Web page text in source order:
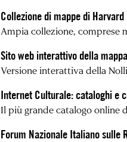
Collezione di mappe di Harvard
Ampia collezione, comprese
Sito web interattivo della
Versione interattiva della
Internet Culturale: cataloghi e
Il più grande catalogo online
Forum Nazionale Italiano sulle